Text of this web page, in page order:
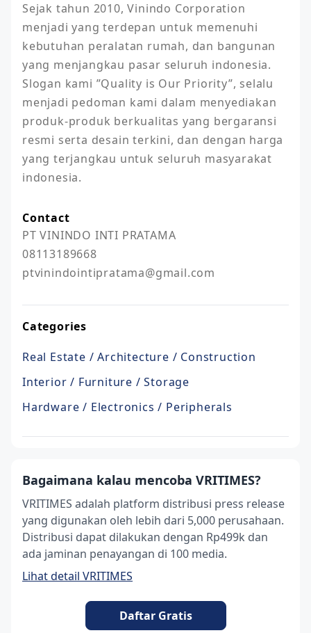
Sejak tahun 2010, Vinindo Corporation
menjadi yang terdepan untuk memenuhi
kebutuhan peralatan rumah, dan bangunan
yang menjangkau pasar seluruh indonesia.
Slogan kami ”Quality is Our Priority”, selalu
menjadi pedoman kami dalam menyediakan
produk-produk berkualitas yang bergaransi
resmi serta desain terkini, dan dengan harga
yang terjangkau untuk seluruh masyarakat
indonesia.
Contact
PT VININDO INTI PRATAMA
08113189668
ptvinindointipratama@gmail.com
Categories
Real Estate / Architecture / Construction
Interior / Furniture / Storage
Hardware / Electronics / Peripherals
Bagaimana kalau mencoba VRITIMES?
VRITIMES adalah platform distribusi press release
yang digunakan oleh lebih dari 5,000 perusahaan.
Distribusi dapat dilakukan dengan Rp499k dan
ada jaminan penayangan di 100 media.
Lihat detail VRITIMES
Daftar Gratis